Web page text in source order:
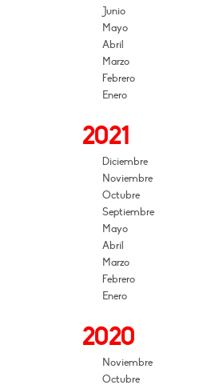
Junio
Mayo
Abril
Marzo
Febrero
Enero
2021
Diciembre
Noviembre
Octubre
Septiembre
Mayo
Abril
Marzo
Febrero
Enero
2020
Noviembre
Octubre